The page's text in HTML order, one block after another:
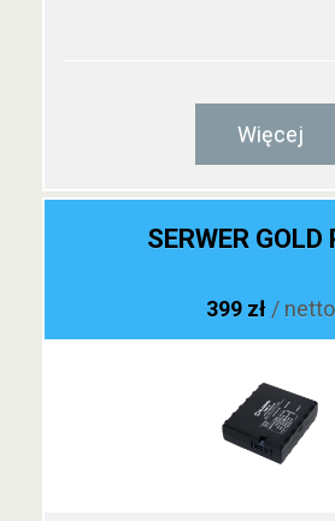
Więcej
SERWER GOLD
399 zł / netto